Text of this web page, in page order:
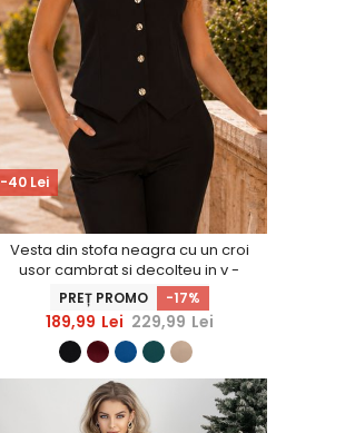
-40 Lei
Vesta din stofa neagra cu un croi
usor cambrat si decolteu in v -
StarShinerS
PREȚ PROMO -17%
189,99 Lei 229,99 Lei